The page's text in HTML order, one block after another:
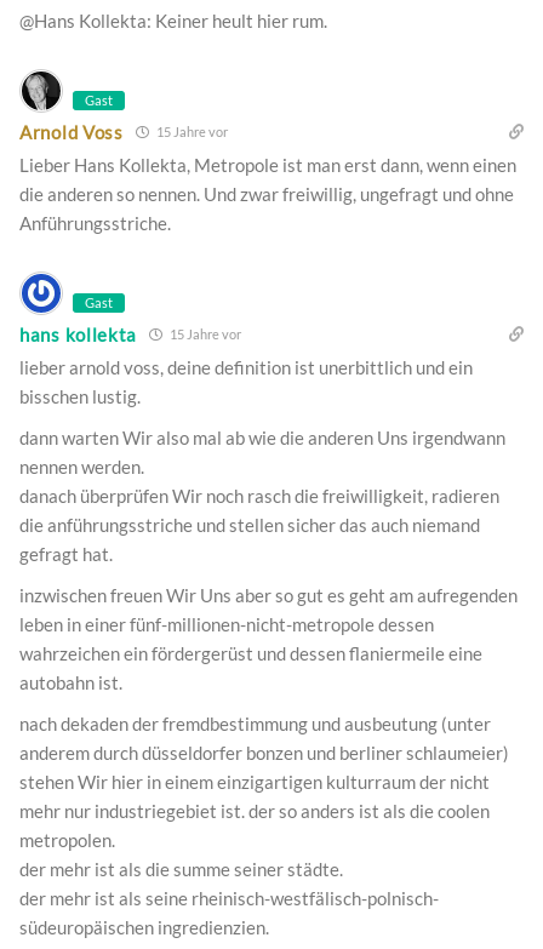
@Hans Kollekta: Keiner heult hier rum.
Gast
Arnold Voss 15 Jahre vor
Lieber Hans Kollekta, Metropole ist man erst dann, wenn einen
die anderen so nennen. Und zwar freiwillig, ungefragt und ohne
Anführungsstriche.
Gast
hans kollekta 15 Jahre vor
lieber arnold voss, deine definition ist unerbittlich und ein
bisschen lustig.
dann warten Wir also mal ab wie die anderen Uns irgendwann
nennen werden.
danach überprüfen Wir noch rasch die freiwilligkeit, radieren
die anführungsstriche und stellen sicher das auch niemand
gefragt hat.
inzwischen freuen Wir Uns aber so gut es geht am aufregenden
leben in einer fünf-millionen-nicht-metropole dessen
wahrzeichen ein fördergerüst und dessen flaniermeile eine
autobahn ist.
nach dekaden der fremdbestimmung und ausbeutung (unter
anderem durch düsseldorfer bonzen und berliner schlaumeier)
stehen Wir hier in einem einzigartigen kulturraum der nicht
mehr nur industriegebiet ist. der so anders ist als die coolen
metropolen.
der mehr ist als die summe seiner städte.
der mehr ist als seine rheinisch-westfälisch-polnisch-
südeuropäischen ingredienzien.